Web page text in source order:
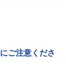
ご注意くださ